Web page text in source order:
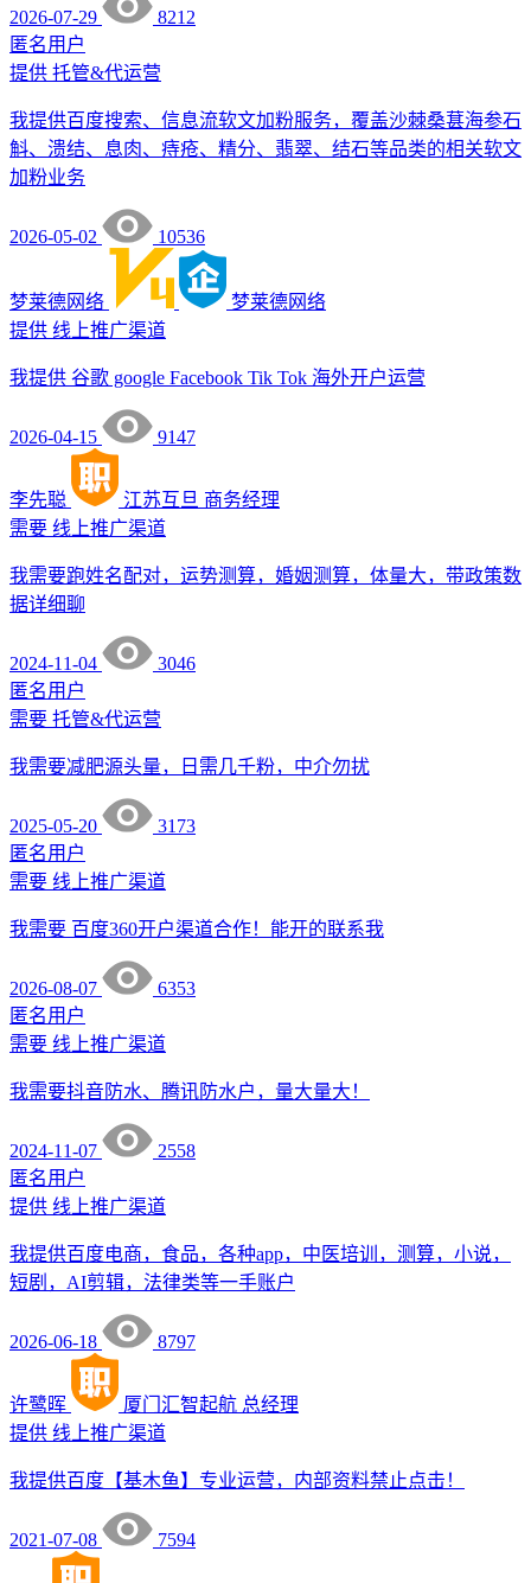
2026-07-29
8212
匿名用户
提供 托管&代运营
我提供百度搜索、信息流软文加粉服务，覆盖沙棘桑葚海参石
斛、溃结、息肉、痔疮、精分、翡翠、结石等品类的相关软文
加粉业务
2026-05-02 10536
梦莱德网络
梦莱德网络
提供 线上推广渠道
我提供 谷歌 google Facebook Tik Tok 海外开户运营
2026-04-15 9147
李先聪 江苏互旦 商务经理
需要 线上推广渠道
我需要跑姓名配对，运势测算，婚姻测算，体量大，带政策数
据详细聊
2024-11-04
3046
匿名用户
需要 托管&代运营
我需要减肥源头量，日需几千粉，中介勿扰
2025-05-20
3173
匿名用户
需要 线上推广渠道
我需要 百度360开户渠道合作！能开的联系我
2026-08-07
6353
匿名用户
需要 线上推广渠道
我需要抖音防水、腾讯防水户，量大量大！
2024-11-07
2558
匿名用户
提供 线上推广渠道
我提供百度电商，食品，各种app，中医培训，测算，小说，
短剧，AI剪辑，法律类等一手账户
2026-06-18 8797
许鹭晖 厦门汇智起航 总经理
提供 线上推广渠道
我提供百度【基木鱼】专业运营，内部资料禁止点击！
2021-07-08 7594